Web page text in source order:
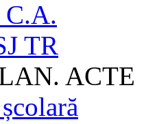
C.A.
TR
ACTE